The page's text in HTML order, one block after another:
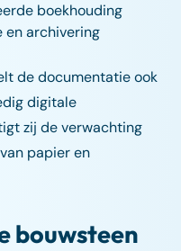
boekhouding
en archivering
de documentatie ook
digitale
zij de verwachting
papier en
bouwsteen